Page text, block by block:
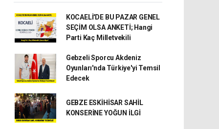
KOCAELİ'DE BU PAZAR GENEL
SEÇİM OLSA ANKETİ; Hangi
Parti Kaç Milletvekili
Gebzeli Sporcu Akdeniz
Oyunları'nda Türkiye'yi Temsil
Edecek
GEBZE ESKİHİSAR SAHİL
KONSERİNE YOĞUN İLGİ